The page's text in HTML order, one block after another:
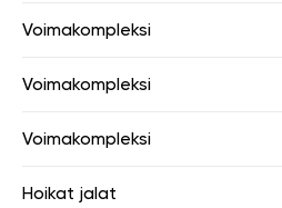
Voimakompleksi
Voimakompleksi
Voimakompleksi
Hoikat jalat